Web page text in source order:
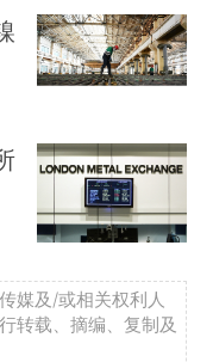
媒及/或相关权利人
转载、摘编、复制及